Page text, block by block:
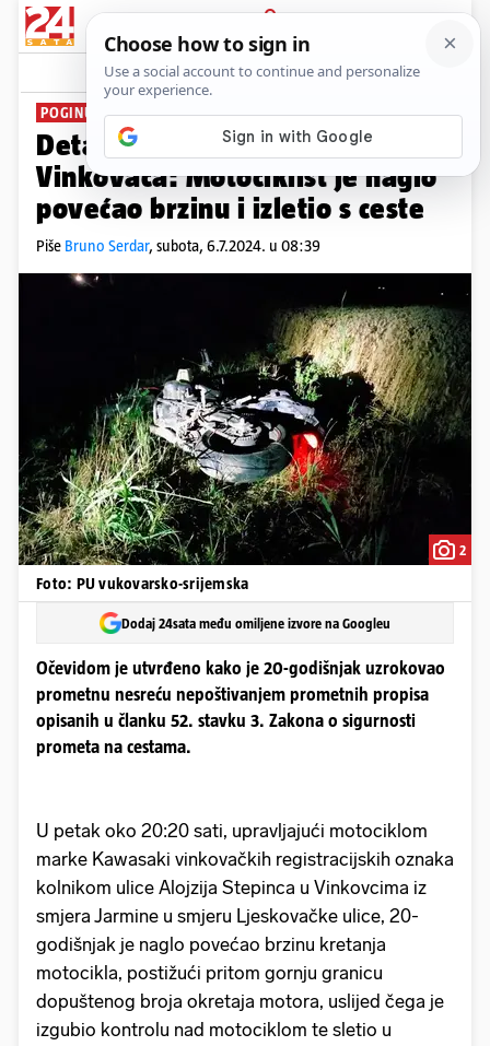
PRIJAVA
News Komentari
POGINUO 20-GODIŠNJAK
Detalji stravične nesreće kod
Vinkovaca: Motociklist je naglo
povećao brzinu i izletio s ceste
Piše Bruno Serdar, subota, 6.7.2024. u 08:39
2
Foto: PU vukovarsko-srijemska
Dodaj 24sata među omiljene izvore na Googleu
Očevidom je utvrđeno kako je 20-godišnjak uzrokovao
prometnu nesreću nepoštivanjem prometnih propisa
opisanih u članku 52. stavku 3. Zakona o sigurnosti
prometa na cestama.
U petak oko 20:20 sati, upravljajući motociklom
marke Kawasaki vinkovačkih registracijskih oznaka
kolnikom ulice Alojzija Stepinca u Vinkovcima iz
smjera Jarmine u smjeru Ljeskovačke ulice, 20-
godišnjak je naglo povećao brzinu kretanja
motocikla, postižući pritom gornju granicu
dopuštenog broja okretaja motora, uslijed čega je
izgubio kontrolu nad motociklom te sletio u